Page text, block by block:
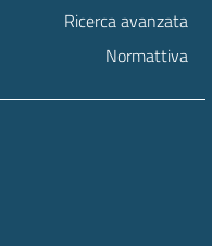
Ricerca avanzata
Normattiva